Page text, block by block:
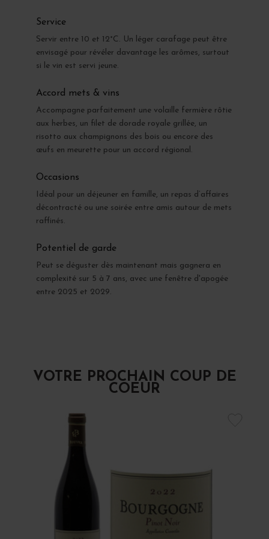
Service
Servir entre 10 et 12°C. Un léger carafage peut être
envisagé pour révéler davantage les arômes, surtout
si le vin est servi jeune.
Accord mets & vins
Accompagne parfaitement une volaille fermière rôtie
aux herbes, un filet de dorade royale grillée, un
risotto aux champignons des bois ou encore des
œufs en meurette pour un accord régional.
Occasions
Idéal pour un déjeuner en famille, un repas d’affaires
décontracté ou une soirée entre amis autour de mets
raffinés.
Potentiel de garde
Peut se déguster dès maintenant mais gagnera en
complexité sur 5 à 7 ans, avec une fenêtre d'apogée
entre 2025 et 2029.
VOTRE PROCHAIN COUP DE
COEUR